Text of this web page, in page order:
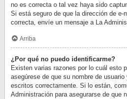
no es correcta o tal vez haya sido
Si está seguro de que la dirección de e-
correcta, envíe un mensaje a La
Arriba
¿Por qué no puedo identificarme?
Existen varias razones por lo cuál esto
asegúrese de que su nombre de
escritos correctamente. Si lo están,
Administración para asegurarse de que